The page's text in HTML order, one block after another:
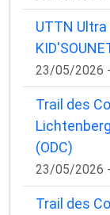
UTTN
23/05/2026
Trail des
(ODC)
23/05/2026
Trail des